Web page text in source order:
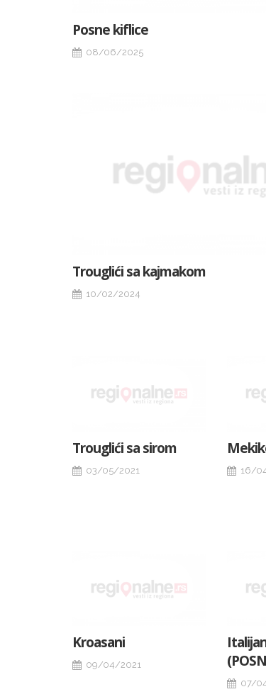
Posne kiflice
08/06/2025
Trouglići sa kajmakom
10/02/2024
Trouglići sa sirom
03/05/2021 16/
Kroasani
09/04/2021
07/